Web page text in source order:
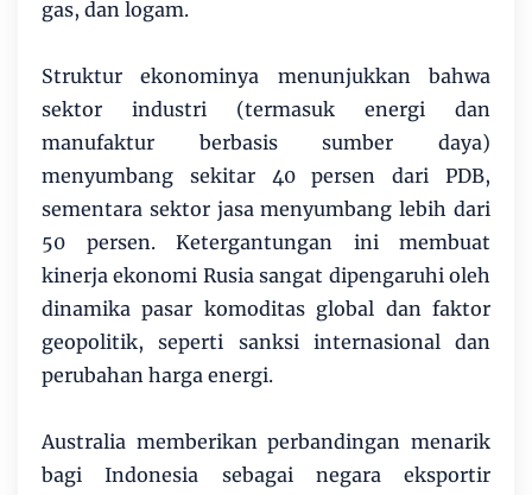
gas, dan logam.
Struktur ekonominya menunjukkan bahwa
sektor industri (termasuk energi dan
manufaktur berbasis sumber daya)
menyumbang sekitar 40 persen dari PDB,
sementara sektor jasa menyumbang lebih dari
50 persen. Ketergantungan ini membuat
kinerja ekonomi Rusia sangat dipengaruhi oleh
dinamika pasar komoditas global dan faktor
geopolitik, seperti sanksi internasional dan
perubahan harga energi.
Australia memberikan perbandingan menarik
bagi Indonesia sebagai negara eksportir